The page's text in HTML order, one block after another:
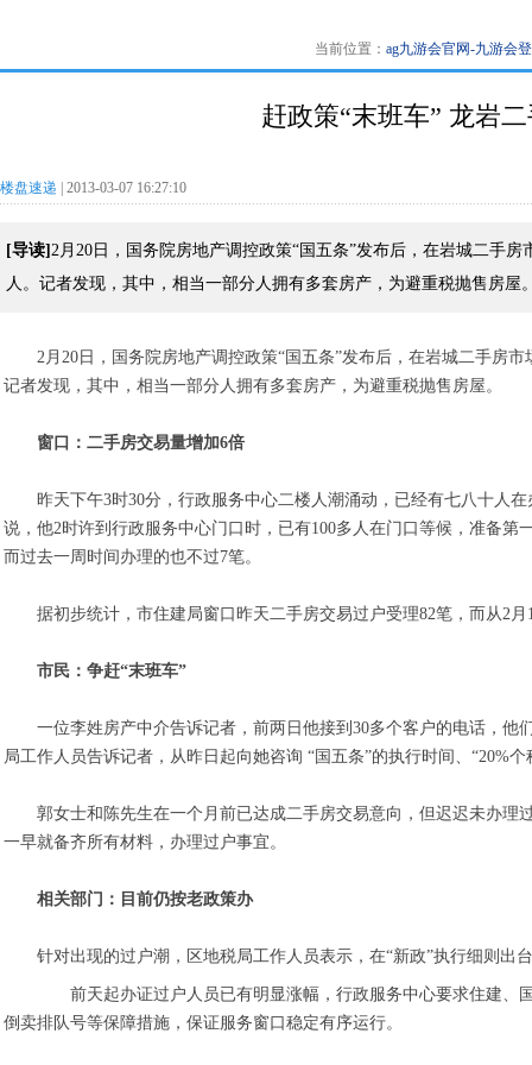
当前位置： ag九游会官网-九游会
赶政策“末班车” 龙岩
楼盘速递 | 2013-03-07 16:27:10
[导读] 2月20日，国务院房地产调控政策“国五条”发布后，在岩城二手
人。记者发现，其中，相当一部分人拥有多套房产，为避重税抛售房屋
2月20日，国务院房地产调控政策“国五条”发布后，在岩城二手房
记者发现，其中，相当一部分人拥有多套房产，为避重税抛售房屋。
窗口：二手房交易量增加6倍
昨天下午3时30分，行政服务中心二楼人潮涌动，已经有七八十人在
说，他2时许到行政服务中心门口时，已有100多人在门口等候，准备
而过去一周时间办理的也不过7笔。
据初步统计，市住建局窗口昨天二手房交易过户受理82笔，而从2月
市民：争赶“末班车”
一位李姓房产中介告诉记者，前两日他接到30多个客户的电话，他
局工作人员告诉记者，从昨日起向她咨询 “国五条”的执行时间、“20%
郭女士和陈先生在一个月前已达成二手房交易意向，但迟迟未办理
一早就备齐所有材料，办理过户事宜。
相关部门：目前仍按老政策办
针对出现的过户潮，区地税局工作人员表示，在“新政”执行细则出
前天起办证过户人员已有明显涨幅，行政服务中心要求住建、
倒卖排队号等保障措施，保证服务窗口稳定有序运行。